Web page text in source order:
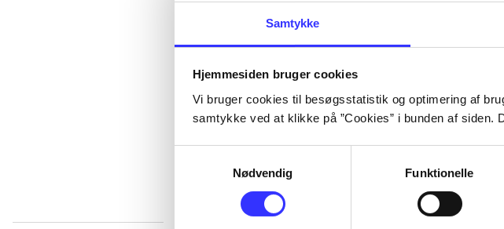
Samtykke
Hjemmesiden bruger cookies
Vi bruger cookies til besøgsstatistik og optimering af
samtykke ved at klikke på ”Cookies” i bunden af
Nødvendig
Funktionelle
...
...